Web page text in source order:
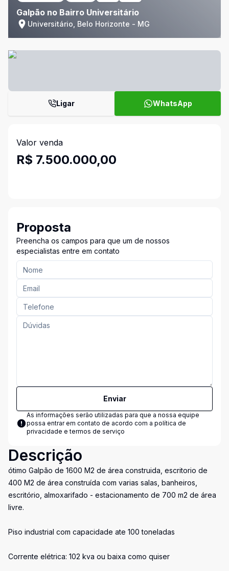
Galpão no Bairro Universitário
Universitário, Belo Horizonte - MG
Ligar WhatsApp
Valor venda
R$ 7.500.000,00
Proposta
Preencha os campos para que um de nossos
especialistas entre em contato
Enviar
As informações serão utilizadas para que a nossa equipe
possa entrar em contato de acordo com a política de
privacidade e termos de serviço
Descrição
ótimo Galpão de 1600 M2 de área construida, escritorio de
400 M2 de área construída com varias salas, banheiros,
escritório, almoxarifado - estacionamento de 700 m2 de área
livre.
Piso industrial com capacidade ate 100 toneladas
Corrente elétrica: 102 kva ou baixa como quiser